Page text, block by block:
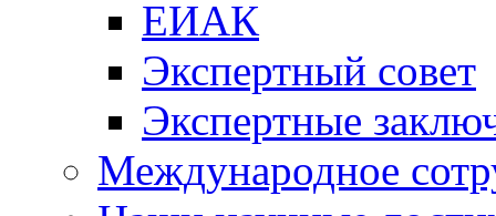
ЕИАК
Экспертный совет
Экспертные
Международное